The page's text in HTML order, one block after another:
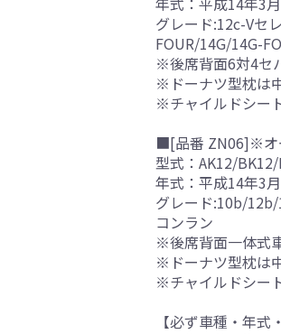
グレード:12c-Vセ
FOUR/14G/14G-
※後席背面6対4セ
※ドーナツ型枕は
※チャイルドシー
■[品番 ZN06]※オ
型式：AK12/
年式：平成14年3
グレード:10b/
コンラン
※後席背面一体式
※ドーナツ型枕は
※チャイルドシー
【必ず車種・年式